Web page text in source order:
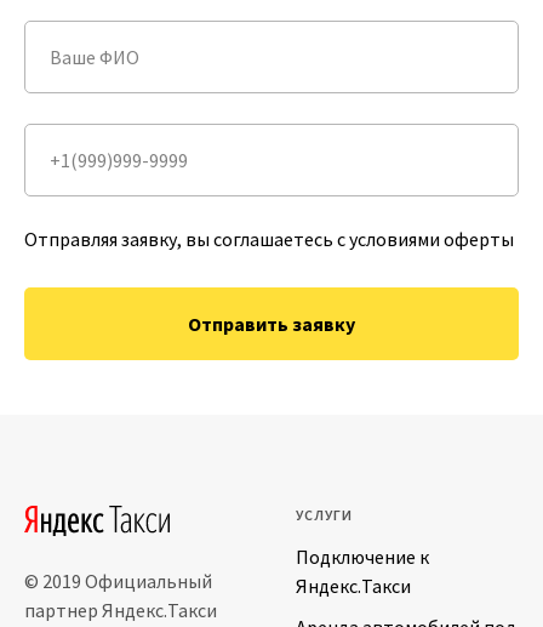
Отправляя заявку, вы соглашаетесь с условиями оферты
Отправить заявку
© 2019 Официальный
партнер Яндекс.Такси
УСЛУГИ
Подключение к
Яндекс.Такси